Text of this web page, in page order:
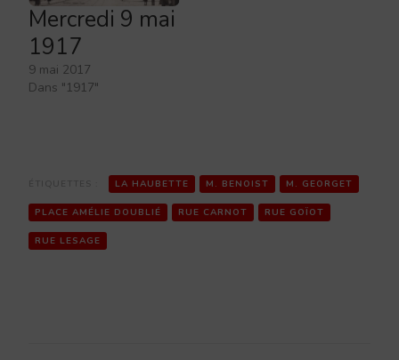
Mercredi 9 mai
1917
9 mai 2017
Dans "1917"
LA HAUBETTE M. BENOIST M. GEORGET
PLACE AMÉLIE DOUBLIÉ RUE CARNOT RUE GOÏOT
RUE LESAGE